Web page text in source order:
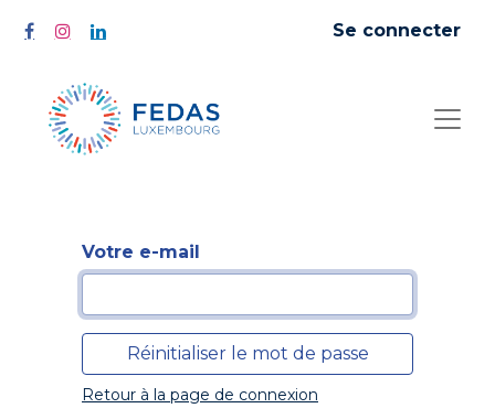
Se connecter
Votre e-mail
Réinitialiser le mot de passe
Retour à la page de connexion